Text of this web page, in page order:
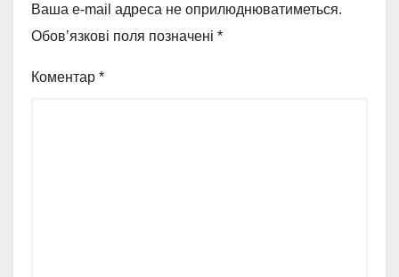
Ваша e-mail адреса не оприлюднюватиметься.
Обов’язкові поля позначені *
Коментар *